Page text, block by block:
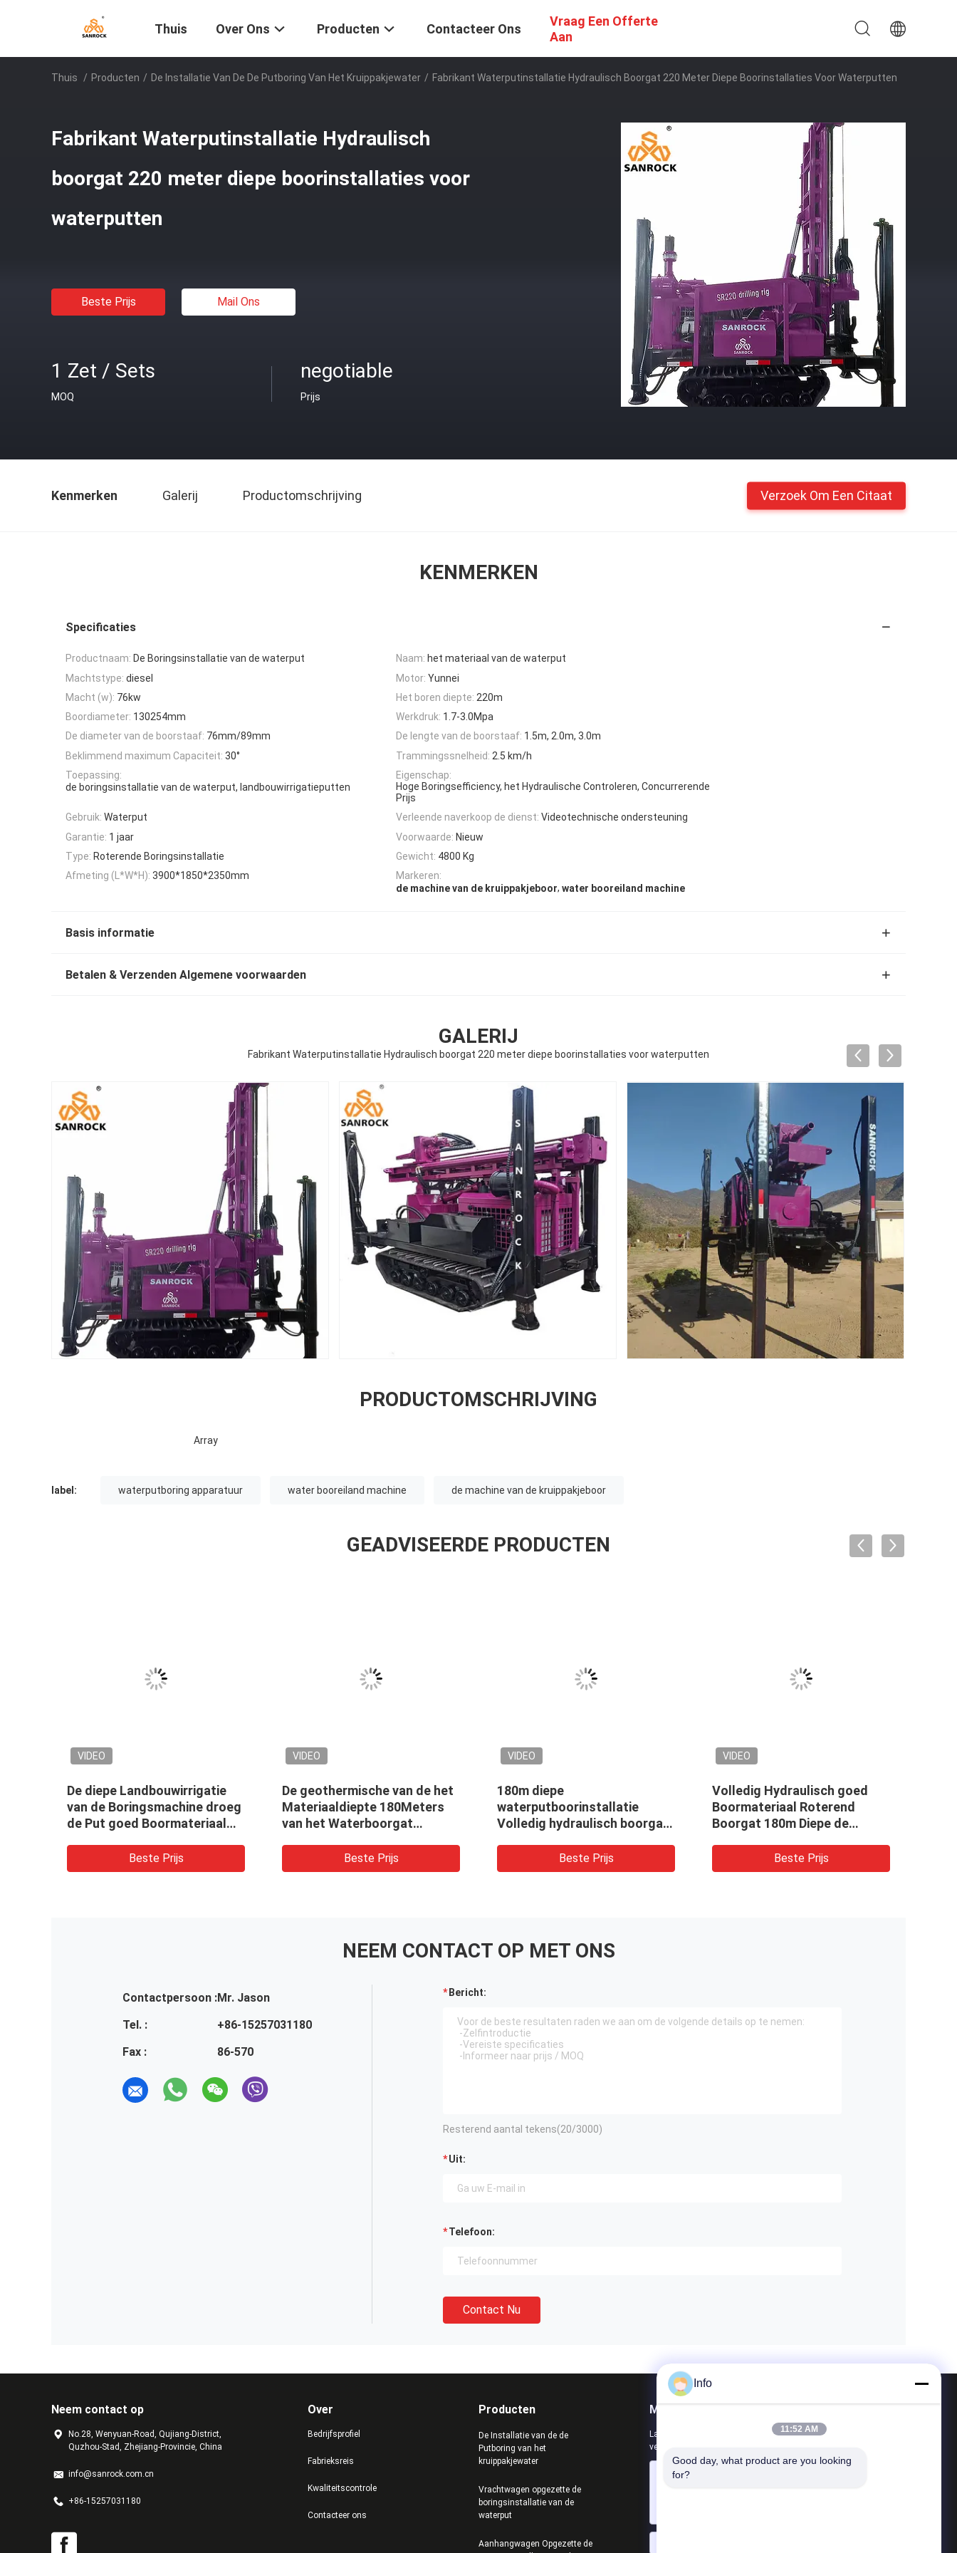
Thuis Over Ons Producten Contacteer Ons
Vraag Een Offerte
Aan
Thuis / Producten / De Installatie Van De De Putboring Van Het Kruippakjewater / Fabrikant Waterputinstallatie Hydraulisch Boorgat 220 Meter Diepe Boorinstallaties Voor Waterputten
Fabrikant Waterputinstallatie Hydraulisch
boorgat 220 meter diepe boorinstallaties voor
waterputten
Beste Prijs Mail Ons
1 Zet / Sets
MOQ
negotiable
Prijs
Kenmerken Galerij Productomschrijving Verzoek Om Een Citaat
KENMERKEN
Specificaties
Productnaam: De Boringsinstallatie van de waterput Naam: het materiaal van de waterput
Machtstype: diesel Motor: Yunnei
Macht (w): 76kw Het boren diepte: 220m
Boordiameter: 130254mm Werkdruk: 1.7-3.0Mpa
De diameter van de boorstaaf: 76mm/89mm De lengte van de boorstaaf: 1.5m, 2.0m, 3.0m
Beklimmend maximum Capaciteit: 30° Trammingssnelheid: 2.5 km/h
Toepassing:
de boringsinstallatie van de waterput, landbouwirrigatieputten
Eigenschap:
Hoge Boringsefficiency, het Hydraulische Controleren, Concurrerende
Prijs
Gebruik: Waterput Verleende naverkoop de dienst: Videotechnische ondersteuning
Garantie: 1 jaar Voorwaarde: Nieuw
Type: Roterende Boringsinstallatie Gewicht: 4800 Kg
Afmeting (L*W*H): 3900*1850*2350mm
Markeren:
de machine van de kruippakjeboor, water booreiland machine
Basis informatie
Betalen & Verzenden Algemene voorwaarden
GALERIJ
Fabrikant Waterputinstallatie Hydraulisch boorgat 220 meter diepe boorinstallaties voor waterputten
PRODUCTOMSCHRIJVING
Array
label: waterputboring apparatuur water booreiland machine de machine van de kruippakjeboor
GEADVISEERDE PRODUCTEN
VIDEO
De diepe Landbouwirrigatie
van de Boringsmachine droeg
de Put goed Boormateriaal
Beste Prijs
VIDEO
De geothermische van de het
Materiaaldiepte 180Meters
van het Waterboorgat
Waterput Hydraulische
Beste Prijs
VIDEO
180m diepe
waterputboorinstallatie
Volledig hydraulisch boorgat
waterboorinstallatie
Beste Prijs
VIDEO
Volledig Hydraulisch goed
Boormateriaal Roterend
Boorgat 180m Diepe de
Beste Prijs
NEEM CONTACT OP MET ONS
Contactpersoon :Mr. Jason
Tel. :
+86-15257031180
Fax :
86-570
Bericht:
Resterend aantal tekens(20/3000)
Uit:
Telefoon:
Contact Nu
Neem contact op
No.28, Wenyuan-Road, Qujiang-District,
Quzhou-Stad, Zhejiang-Provincie, China
info@sanrock.com.cn
+86-15257031180
Over
Bedrijfsprofiel
Fabrieksreis
Kwaliteitscontrole
Contacteer ons
Producten
De Installatie van de de
Putboring van het
kruippakjewater
Vrachtwagen opgezette de
boringsinstallatie van de
waterput
Aanhangwagen Opgezette de
Mail ons
Laat ons uw vereiste weten. We zullen de beste producten met u
verbinden.
Info
11:52 AM
Good day, what product are you looking
for?